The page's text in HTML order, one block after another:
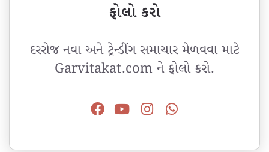
ફોલો કરો
દરરોજ નવા અને ટ્રેન્ડીંગ સમાચાર મેળવવા માટે
Garvitakat.com ને ફોલો કરો.